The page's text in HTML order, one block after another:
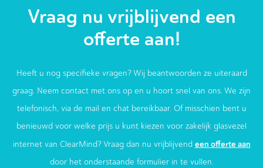
Vraag nu vrijblijvend een
offerte aan!
Heeft u nog specifieke vragen? Wij beantwoorden ze uiteraard
graag. Neem contact met ons op en u hoort snel van ons. We zijn
telefonisch, via de mail en chat bereikbaar. Of misschien bent u
benieuwd voor welke prijs u kunt kiezen voor zakelijk glasvezel
internet van ClearMind? Vraag dan nu vrijblijvend een offerte aan
door het onderstaande formulier in te vullen.